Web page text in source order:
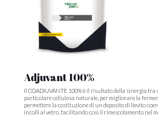
Adjuvant 100%
Il COADIUVANTE 100% è il risultato della sinergia tra
particolare cellulosa naturale, per migliorare la
permettere la costituzione di un deposito di lievito
incolli al vetro, facilitando così il rimescolamento nel